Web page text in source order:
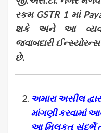
રકમ GSTR1 માં
શકે અને આ
જવાબદારી
છે.
અમારા અસીલ
માંગણી કરવામાં
આ મિલકત સંદર્ભે